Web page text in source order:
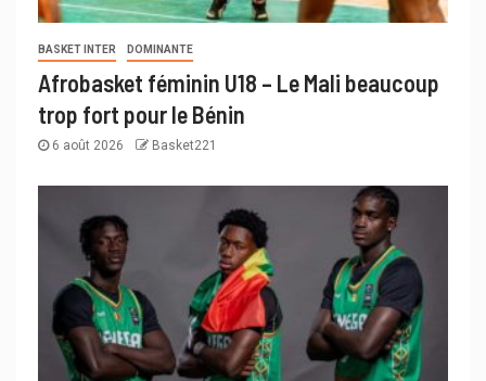
BASKET INTER DOMINANTE
Afrobasket féminin U18 – Le Mali beaucoup
trop fort pour le Bénin
6 août 2026 Basket221